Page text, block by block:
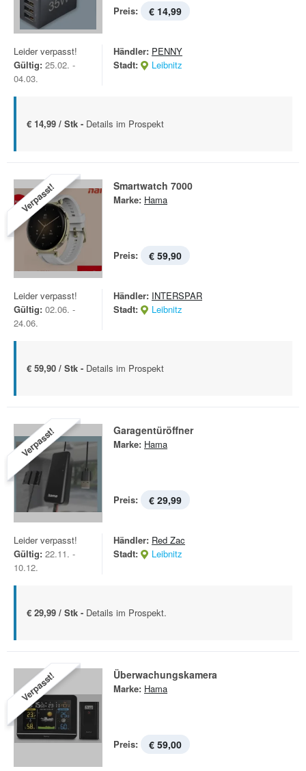
Preis: € 14,99
Leider verpasst!
Gültig: 25.02. -
04.03.
Händler: PENNY
Stadt:
Leibnitz
€ 14,99 / Stk - Details im Prospekt
Verpasst! Smartwatch 7000
Marke: Hama
Preis: € 59,90
Leider verpasst!
Gültig: 02.06. -
24.06.
Händler: INTERSPAR
Stadt:
Leibnitz
€ 59,90 / Stk - Details im Prospekt
Verpasst! Garagentüröffner
Marke: Hama
Preis: € 29,99
Leider verpasst!
Gültig: 22.11. -
10.12.
Händler: Red Zac
Stadt:
Leibnitz
€ 29,99 / Stk - Details im Prospekt.
Verpasst! Überwachungskamera
Marke: Hama
Preis: € 59,00